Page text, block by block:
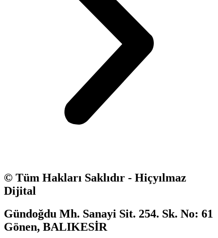
© Tüm Hakları Saklıdır - Hiçyılmaz
Dijital
Gündoğdu Mh. Sanayi Sit. 254. Sk. No: 61
Gönen, BALIKESİR